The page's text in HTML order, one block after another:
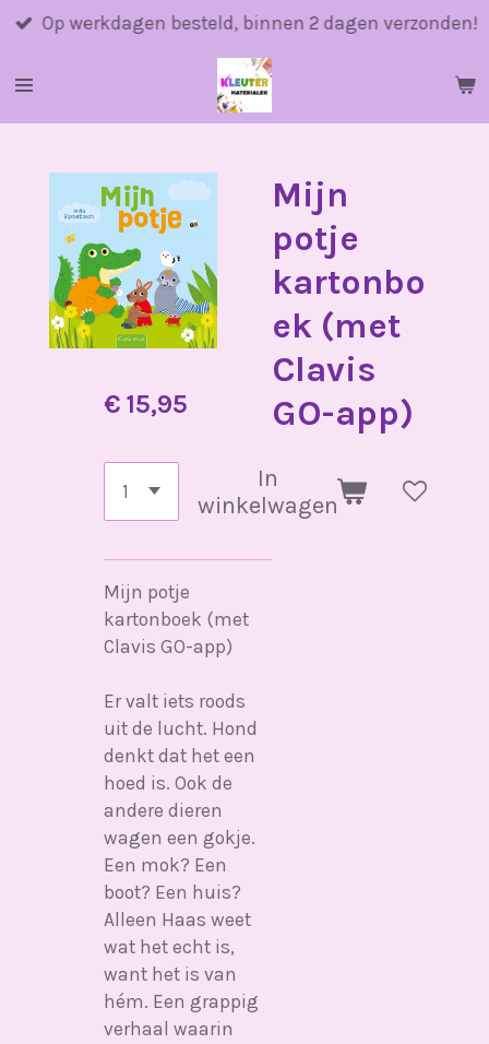
Ga
naar
Op werkdagen besteld, binnen 2 dagen verzonden!
Mijn
potje
kartonbo
ek (met
Clavis
GO-app)
€ 15,95
In
winkelwagen
Mijn potje
kartonboek (met
Clavis GO-app)
Er valt iets roods
uit de lucht. Hond
denkt dat het een
hoed is. Ook de
andere dieren
wagen een gokje.
Een mok? Een
boot? Een huis?
Alleen Haas weet
wat het echt is,
want het is van
hém. Een grappig
verhaal waarin